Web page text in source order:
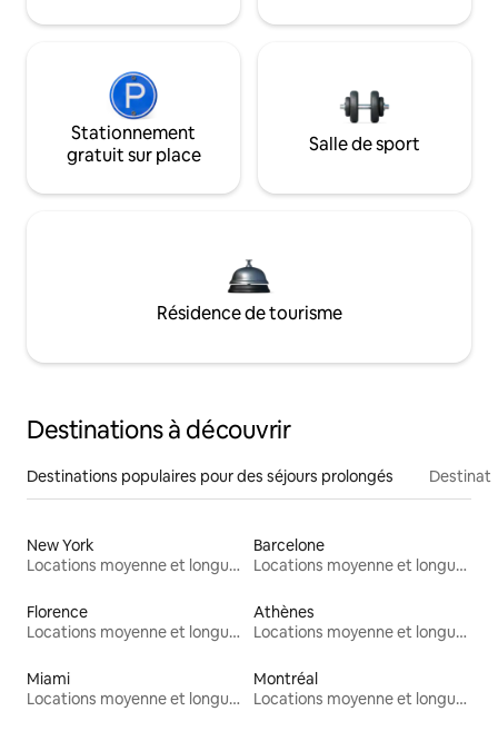
Stationnement
gratuit sur place
Salle de sport
Résidence de tourisme
Destinations à découvrir
Destinations populaires pour des séjours prolongés
New York
Locations moyenne et longue durée
Barcelone
Locations moyenne et longue durée
Florence
Locations moyenne et longue durée
Athènes
Locations moyenne et longue durée
Miami
Locations moyenne et longue durée
Montréal
Locations moyenne et longue durée